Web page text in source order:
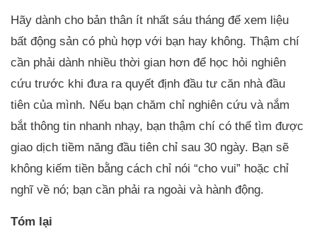
Hãy dành cho bản thân ít nhất sáu tháng để xem liệu
bất động sản có phù hợp với bạn hay không. Thậm chí
cần phải dành nhiều thời gian hơn để học hỏi nghiên
cứu trước khi đưa ra quyết định đầu tư căn nhà đầu
tiên của mình. Nếu bạn chăm chỉ nghiên cứu và nắm
bắt thông tin nhanh nhạy, bạn thậm chí có thể tìm được
giao dịch tiềm năng đầu tiên chỉ sau 30 ngày. Bạn sẽ
không kiếm tiền bằng cách chỉ nói “cho vui” hoặc chỉ
nghĩ về nó; bạn cần phải ra ngoài và hành động.
Tóm lại